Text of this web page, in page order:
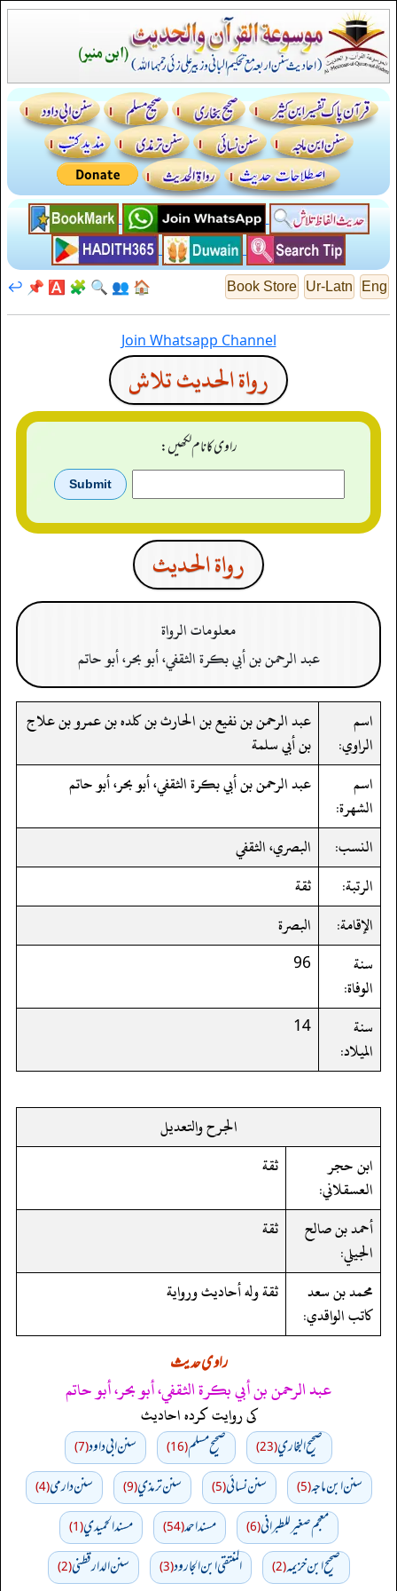
Eng
Ur-Latn
Book Store
🏠
👥
🔍
🧩
🅰️
📌
↩️
Join Whatsapp Channel
رواة الحديث تلاش
راوی کا نام لکھیں:
رواة الحدیث
معلومات الرواة
عبد الرحمن بن أبي بكرة الثقفي، أبو بحر، أبو حاتم
اسم
الراوي:
عبد الرحمن بن نفيع بن الحارث بن كلده بن عمرو بن علاج
بن أبي سلمة
اسم
الشهرة:
عبد الرحمن بن أبي بكرة الثقفي، أبو بحر، أبو حاتم
النسب:
البصري، الثقفي
الرتبة:
ثقة
الإقامة:
البصرة
سنة
الوفاة:
96
سنة
الميلاد:
14
الجرح والتعديل
ابن حجر
العسقلاني:
ثقة
أحمد بن صالح
الجيلي:
ثقة
محمد بن سعد
كاتب الواقدي:
ثقة وله أحاديث ورواية
راوی حدیث
عبد الرحمن بن أبي بكرة الثقفي، أبو بحر، أبو حاتم
کی روایت کردہ احادیث
صحيح البخاري(23) صحيح مسلم(16) سنن ابي داود(7)
سنن ابن ماجه(5) سنن نسائي(5) سنن ترمذي(9) سنن دارمي(4)
معجم صغير للطبراني(6) مسند احمد(54) مسند الحميدي(1)
صحيح ابن خزيمه(2) المنتقى ابن الجارود(3) سنن الدارقطني(2)